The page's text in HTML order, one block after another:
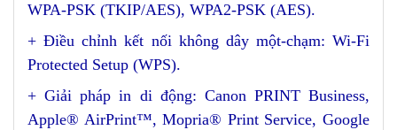
WPA-PSK (TKIP/AES), WPA2-PSK (AES).
+ Điều chỉnh kết nối không dây một-chạm: Wi-Fi
Protected Setup (WPS).
+ Giải pháp in di động: Canon PRINT Business,
Apple® AirPrint™, Mopria® Print Service, Google